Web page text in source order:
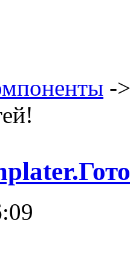
-